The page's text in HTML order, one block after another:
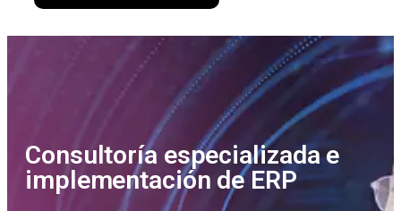
Consultoría especializada e
implementación de ERP